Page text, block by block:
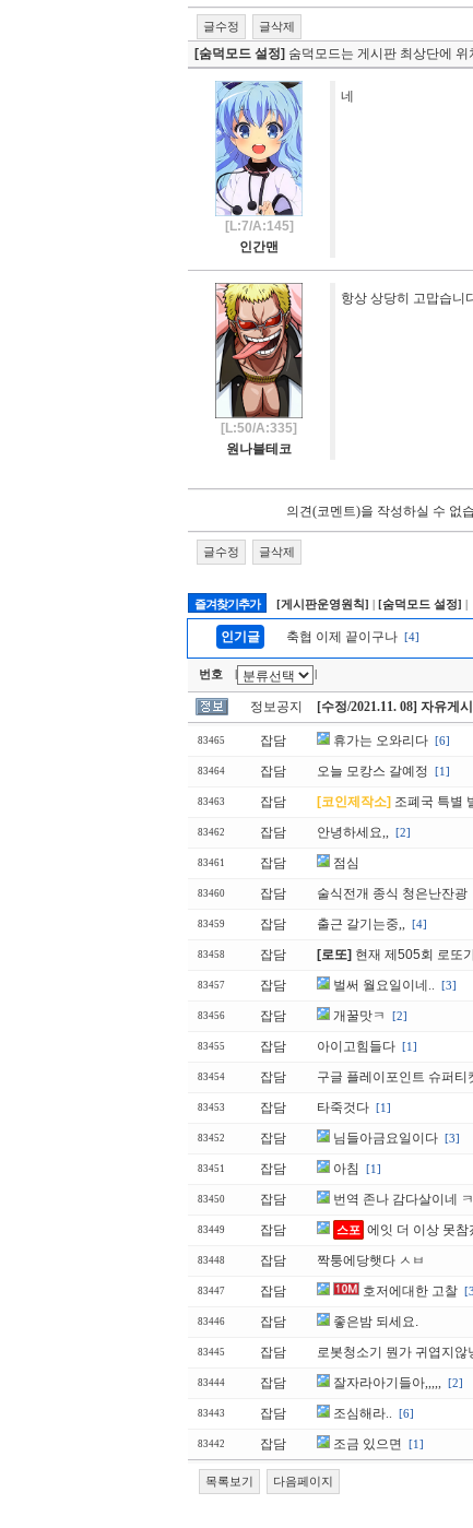
글수정 글삭제
[숨덕모드 설정] 숨덕모드는 게시판 최상단에
[L:7/A:145]
인간맨
네
[L:50/A:335]
원나블테코
항상 상당히 고맙습니
의견(코멘트)을 작성하실 수 없
글수정 글삭제
즐겨찾기추가 [게시판운영원칙] | [숨덕모드 설정] |
인기글 축협 이제 끝이구나 [4]
번호
정보공지 [수정/2021.11. 08] 자유게
83465 잡담 휴가는 오와리다 [6]
83464 잡담 오늘 모캉스 갈예정 [1]
83463 잡담 [코인제작소] 조폐국 특별
83462 잡담 안녕하세요,, [2]
83461 잡담 점심
83460 잡담 술식전개 종식 청은난잔광
83459 잡담 출근 갈기는중,, [4]
83458 잡담 [로또] 현재 제505회 로또
83457 잡담 벌써 월요일이네.. [3]
83456 잡담 개꿀맛ㅋ [2]
83455 잡담 아이고힘들다 [1]
83454 잡담 구글 플레이포인트 슈퍼티
83453 잡담 타죽것다 [1]
83452 잡담 님들아금요일이다 [3]
83451 잡담 아침 [1]
83450 잡담 번역 존나 감다살이네
83449 잡담 스포 에잇 더 이상 못참
83448 잡담 짝퉁에당햇다 ㅅㅂ
83447 잡담 호저에대한 고찰
83446 잡담 좋은밤 되세요.
83445 잡담 로봇청소기 뭔가 귀엽지않
83444 잡담 잘자라아기들아,,,,, [2]
83443 잡담 조심해라.. [6]
83442 잡담 조금 있으면 [1]
목록보기 다음페이지